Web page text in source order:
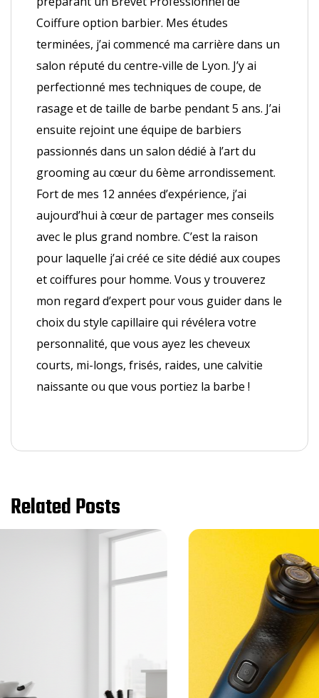
Coiffure option barbier. Mes études
terminées, j’ai commencé ma carrière dans un
salon réputé du centre-ville de Lyon. J’y ai
perfectionné mes techniques de coupe, de
rasage et de taille de barbe pendant 5 ans. J’ai
ensuite rejoint une équipe de barbiers
passionnés dans un salon dédié à l’art du
grooming au cœur du 6ème arrondissement.
Fort de mes 12 années d’expérience, j’ai
aujourd’hui à cœur de partager mes conseils
avec le plus grand nombre. C’est la raison
pour laquelle j’ai créé ce site dédié aux coupes
et coiffures pour homme. Vous y trouverez
mon regard d’expert pour vous guider dans le
choix du style capillaire qui révélera votre
personnalité, que vous ayez les cheveux
courts, mi-longs, frisés, raides, une calvitie
naissante ou que vous portiez la barbe !
Related Posts